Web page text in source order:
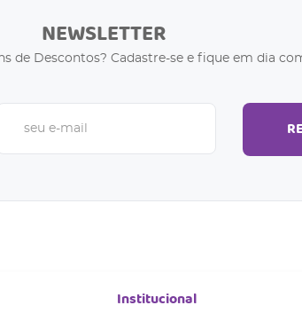
NEWSLETTER
de Descontos? Cadastre-se e fique em dia
Institucional